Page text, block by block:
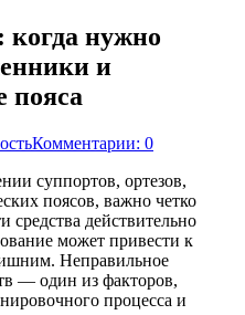
нужно
и
пояса
Комментарии: 0
суппортов, ортезов,
поясов, важно четко
средства действительно
может привести к
Неправильное
— один из факторов,
процесса и